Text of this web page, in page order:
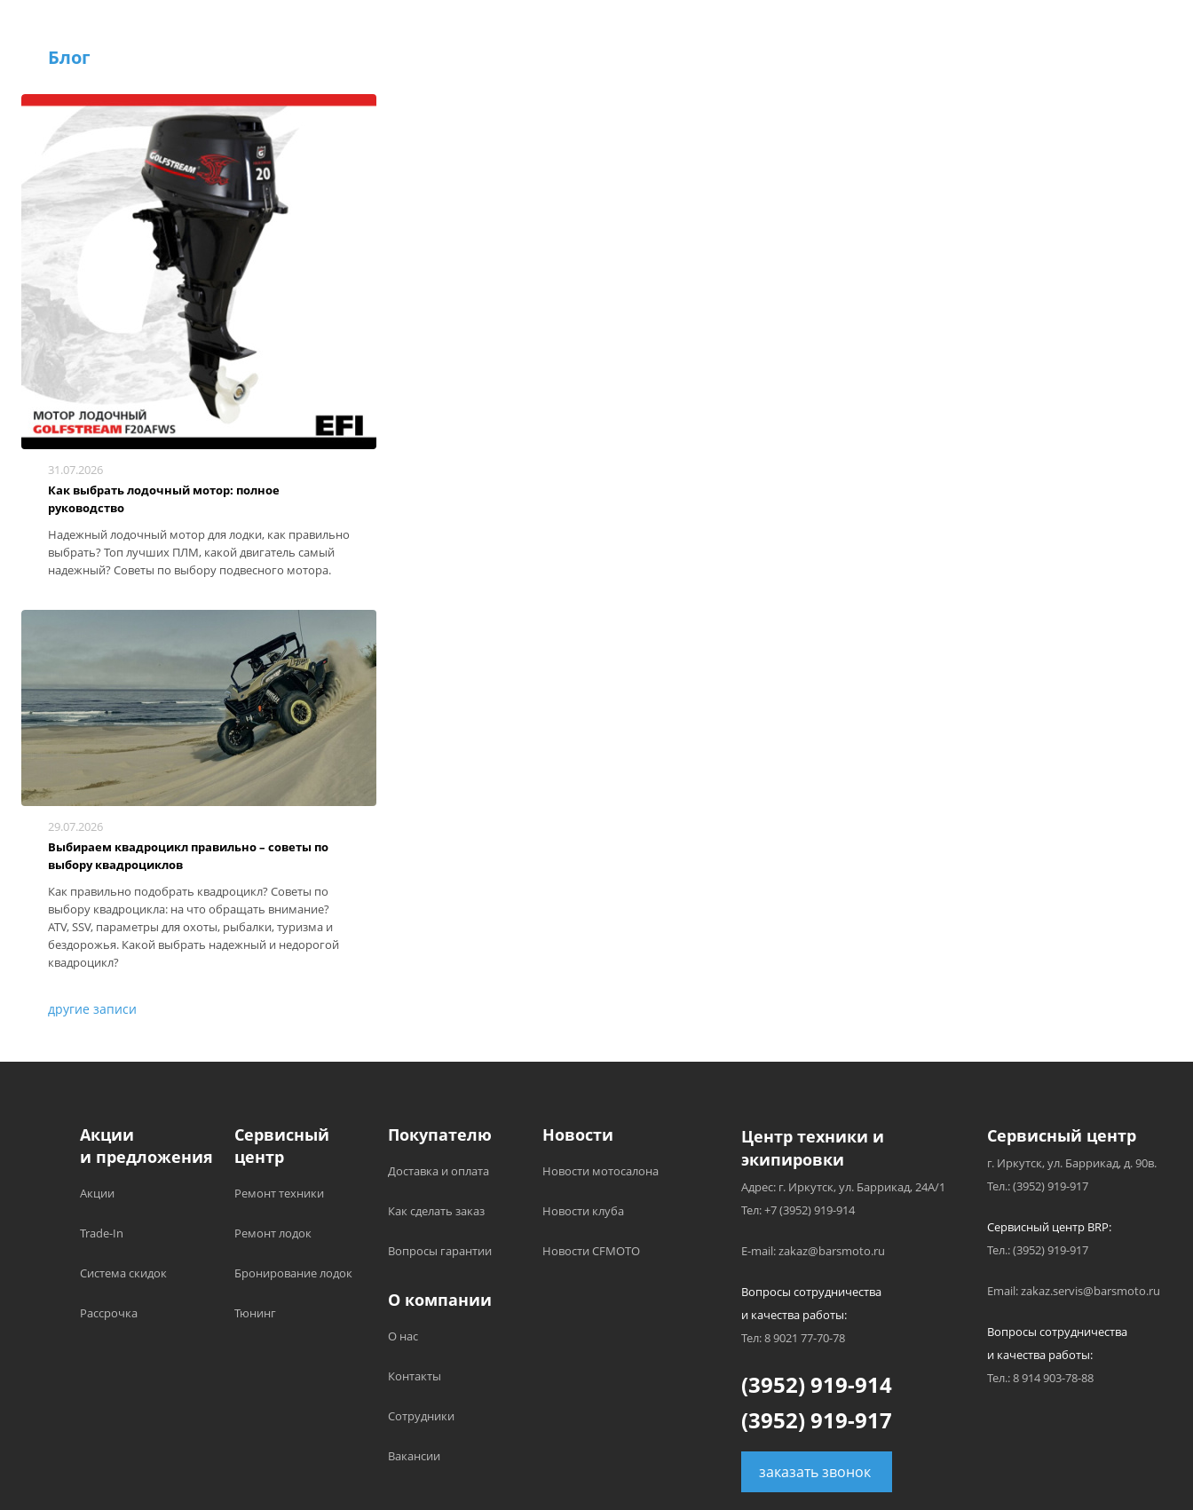
Блог
31.07.2026
Как выбрать лодочный мотор: полное
руководство
Надежный лодочный мотор для лодки, как правильно
выбрать? Топ лучших ПЛМ, какой двигатель самый
надежный? Советы по выбору подвесного мотора.
29.07.2026
Выбираем квадроцикл правильно – советы по
выбору квадроциклов
Как правильно подобрать квадроцикл? Советы по
выбору квадроцикла: на что обращать внимание?
ATV, SSV, параметры для охоты, рыбалки, туризма и
бездорожья. Какой выбрать надежный и недорогой
квадроцикл?
другие записи
Акции
и предложения
Акции
Trade-In
Система скидок
Рассрочка
Сервисный
центр
Ремонт техники
Ремонт лодок
Бронирование лодок
Тюнинг
Покупателю
Доставка и оплата
Как сделать заказ
Вопросы гарантии
Новости
Новости мотосалона
Новости клуба
Новости CFMOTO
О компании
О нас
Контакты
Сотрудники
Вакансии
Центр техники и
экипировки
Адрес: г. Иркутск, ул. Баррикад, 24А/1
Тел: +7 (3952) 919-914
E-mail: zakaz@barsmoto.ru
Вопросы сотрудничества
и качества работы:
Тел: 8 9021 77-70-78
(3952) 919-914
(3952) 919-917
заказать звонок
Сервисный центр
г. Иркутск, ул. Баррикад, д. 90в.
Тел.: (3952) 919-917
Сервисный центр BRP:
Тел.: (3952) 919-917
Email: zakaz.servis@barsmoto.ru
Вопросы сотрудничества
и качества работы:
Тел.: 8 914 903-78-88